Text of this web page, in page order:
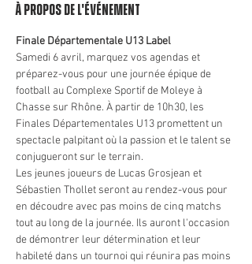
À propos de l'événement
Finale Départementale U13 Label
Samedi 6 avril, marquez vos agendas et
préparez-vous pour une journée épique de
football au Complexe Sportif de Moleye à
Chasse sur Rhône. À partir de 10h30, les
Finales Départementales U13 promettent un
spectacle palpitant où la passion et le talent se
conjugueront sur le terrain.
Les jeunes joueurs de Lucas Grosjean et
Sébastien Thollet seront au rendez-vous pour
en découdre avec pas moins de cinq matchs
tout au long de la journée. Ils auront l'occasion
de démontrer leur détermination et leur
habileté dans un tournoi qui réunira pas moins